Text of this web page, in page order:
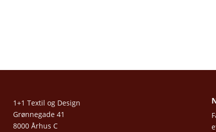
1+1 Textil og Design
Grønnegade 41
8000 Århus C